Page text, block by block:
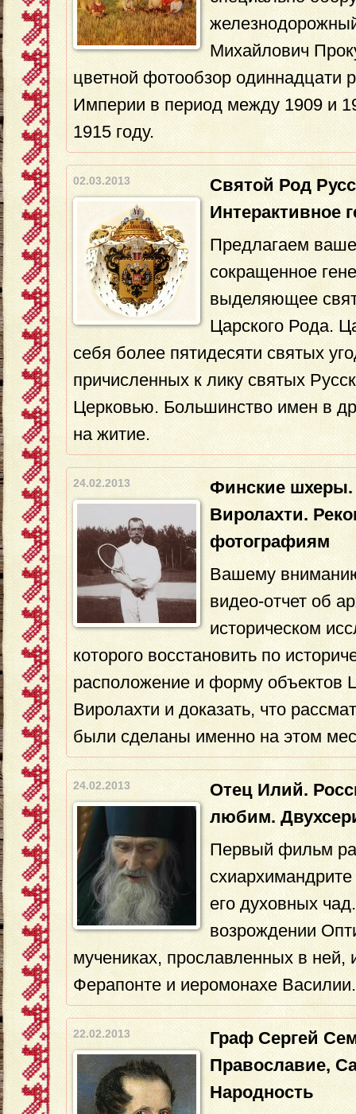
Михайлович
цветной фотообзор одиннадцати
Империи в период между 1909 и
1915 году.
02.03.2013
Святой Род
Интерактивное
Предлагаем
сокращенное
выделяющее
Царского Рода.
себя более пятидесяти святых
причисленных к лику святых
Церковью. Большинство имен в
на житие.
24.02.2013
Финские шхеры.
Виролахти.
фотографиям
Вашему
видео-отчет об
историческом
которого восстановить по
расположение и форму объектов
Виролахти и доказать, что
были сделаны именно на этом
24.02.2013
Отец Илий.
любим.
Первый фильм
его духовных
возрождении
мучениках, прославленных в ней,
Ферапонте и иеромонахе Василии.
22.02.2013
Граф Сергей
Православие,
Народность